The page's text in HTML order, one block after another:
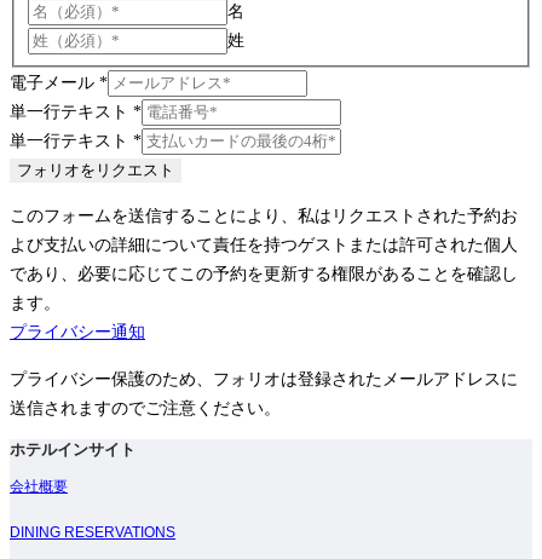
名
姓
電子メール *
単一行テキスト *
単一行テキスト *
フォリオをリクエスト
このフォームを送信することにより、私はリクエストされた予約お
よび支払いの詳細について責任を持つゲストまたは許可された個人
であり、必要に応じてこの予約を更新する権限があることを確認し
ます。
プライバシー通知
プライバシー保護のため、フォリオは登録されたメールアドレスに
送信されますのでご注意ください。
ホテルインサイト
会社概要
DINING RESERVATIONS